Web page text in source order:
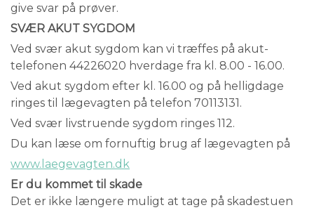
give svar på prøver.
SVÆR AKUT SYGDOM
Ved svær akut sygdom kan vi træffes på akut-
telefonen 44226020 hverdage fra kl. 8.00 - 16.00.
Ved akut sygdom efter kl. 16.00 og på helligdage
ringes til lægevagten på telefon 70113131.
Ved svær livstruende sygdom ringes 112.
Du kan læse om fornuftig brug af lægevagten på
www.laegevagten.dk
Er du kommet til skade
Det er ikke længere muligt at tage på skadestuen